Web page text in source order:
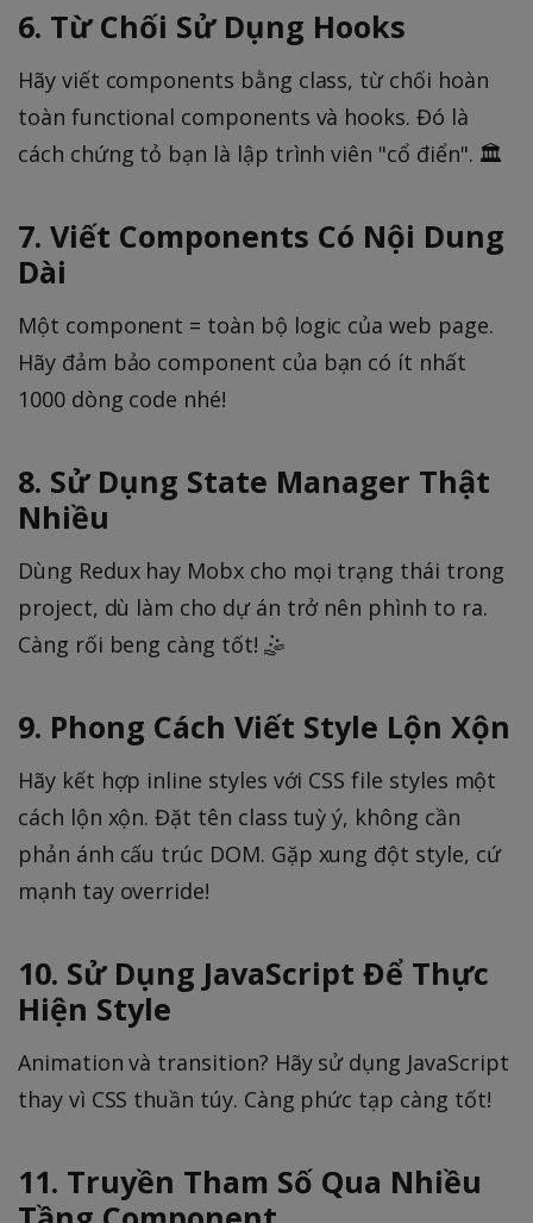
6. Từ Chối Sử Dụng Hooks
Hãy viết components bằng class, từ chối hoàn
toàn functional components và hooks. Đó là
cách chứng tỏ bạn là lập trình viên "cổ điển". 🏛️
7. Viết Components Có Nội Dung
Dài
Một component = toàn bộ logic của web page.
Hãy đảm bảo component của bạn có ít nhất
1000 dòng code nhé!
8. Sử Dụng State Manager Thật
Nhiều
Dùng Redux hay Mobx cho mọi trạng thái trong
project, dù làm cho dự án trở nên phình to ra.
Càng rối beng càng tốt! 🤹
9. Phong Cách Viết Style Lộn Xộn
Hãy kết hợp inline styles với CSS file styles một
cách lộn xộn. Đặt tên class tuỳ ý, không cần
phản ánh cấu trúc DOM. Gặp xung đột style, cứ
mạnh tay override!
10. Sử Dụng JavaScript Để Thực
Hiện Style
Animation và transition? Hãy sử dụng JavaScript
thay vì CSS thuần túy. Càng phức tạp càng tốt!
11. Truyền Tham Số Qua Nhiều